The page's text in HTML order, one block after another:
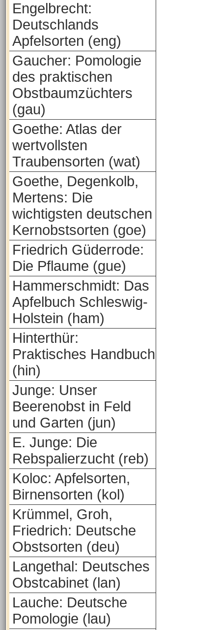
Engelbrecht:
Deutschlands
Apfelsorten (eng)
Gaucher: Pomologie
des praktischen
Obstbaumzüchters
(gau)
Goethe: Atlas der
wertvollsten
Traubensorten (wat)
Goethe, Degenkolb,
Mertens: Die
wichtigsten deutschen
Kernobstsorten (goe)
Friedrich Güderrode:
Die Pflaume (gue)
Hammerschmidt: Das
Apfelbuch Schleswig-
Holstein (ham)
Hinterthür:
Praktisches Handbuch
(hin)
Junge: Unser
Beerenobst in Feld
und Garten (jun)
E. Junge: Die
Rebspalierzucht (reb)
Koloc: Apfelsorten,
Birnensorten (kol)
Krümmel, Groh,
Friedrich: Deutsche
Obstsorten (deu)
Langethal: Deutsches
Obstcabinet (lan)
Lauche: Deutsche
Pomologie (lau)